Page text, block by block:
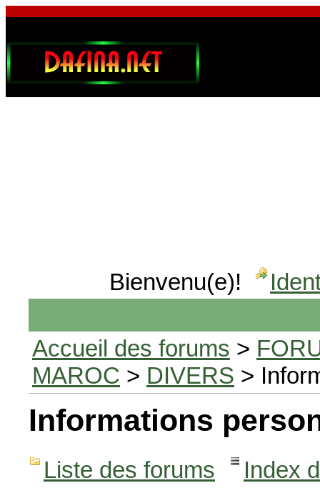
Bienvenu(e)!
Accueil des forums >
MAROC > DIVERS >
Informations
Liste des forums Index